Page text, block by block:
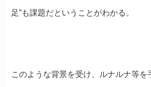
足”も課題だということがわかる。
このような背景を受け、ルナルナ等を